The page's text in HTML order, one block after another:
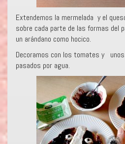
Extendemos la mermelada y el
sobre cada parte de las formas del
un arándano como hocico.
Decoramos con los tomates y
pasados por agua.